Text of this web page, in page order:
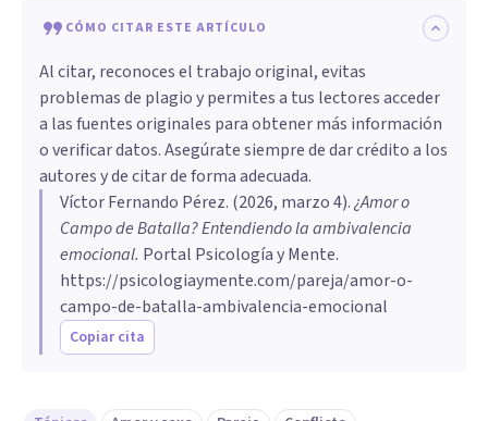
CÓMO CITAR ESTE ARTÍCULO
Al citar, reconoces el trabajo original, evitas
problemas de plagio y permites a tus lectores acceder
a las fuentes originales para obtener más información
o verificar datos. Asegúrate siempre de dar crédito a los
autores y de citar de forma adecuada.
Víctor Fernando Pérez. (2026, marzo 4).¿Amor o
Campo de Batalla? Entendiendo la ambivalencia
emocional. Portal Psicología y Mente.
https://psicologiaymente.com/pareja/amor-o-
campo-de-batalla-ambivalencia-emocional
Copiar cita